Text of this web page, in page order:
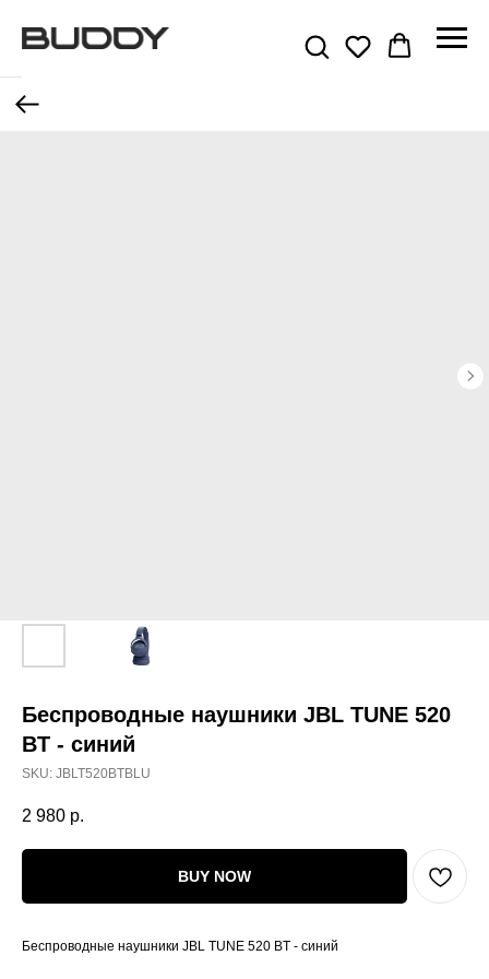
More products
Беспроводные наушники JBL TUNE 520
BT - синий
SKU: JBLT520BTBLU
2 980 р.
BUY NOW
Беспроводные наушники JBL TUNE 520 BT - синий